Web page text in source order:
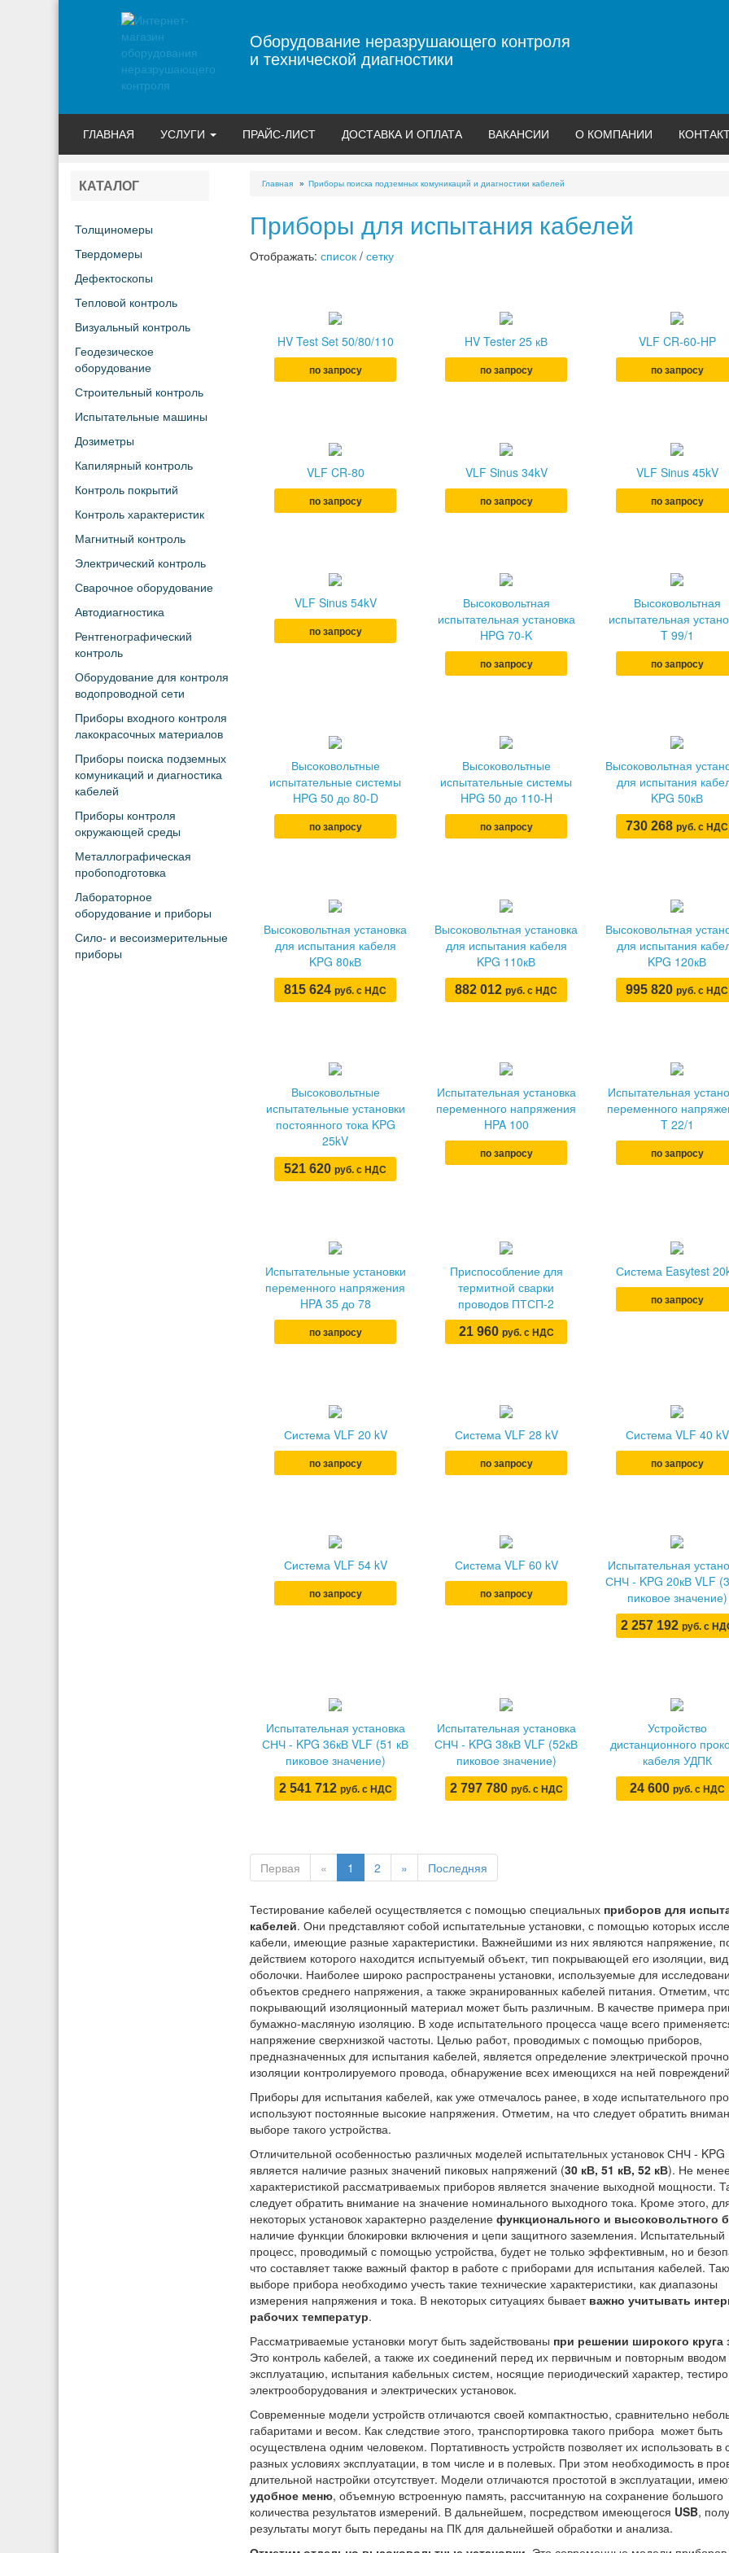
Оборудование неразрушающего контроля
и технической диагностики
ГЛАВНАЯ УСЛУГИ ПРАЙС-ЛИСТ ДОСТАВКА И ОПЛАТА ВАКАНСИИ О КОМПАНИИ
КАТАЛОГ
Толщиномеры
Твердомеры
Дефектоскопы
Тепловой контроль
Визуальный контроль
Геодезическое
оборудование
Строительный контроль
Испытательные машины
Дозиметры
Капилярный контроль
Контроль покрытий
Контроль характеристик
Магнитный контроль
Электрический контроль
Сварочное оборудование
Автодиагностика
Рентгенографический
контроль
Оборудование для контроля
водопроводной сети
Приборы входного контроля
лакокрасочных материалов
Приборы поиска подземных
комуникаций и диагностика
кабелей
Приборы контроля
окружающей среды
Металлографическая
пробоподготовка
Лабораторное
оборудование и приборы
Сило- и весоизмерительные
приборы
Главная Приборы поиска подземных комуникаций и диагностики кабелей
Приборы для испытания кабелей
Отображать: список / сетку
HV Test Set 50/80/110
по запросу
HV Tester 25 кВ
по запросу
VLF CR-60-HP
по запросу
VLF CR-80
по запросу
VLF Sinus 34kV
по запросу
VLF Sinus 45kV
по запросу
VLF Sinus 54kV
по запросу
Высоковольтная
испытательная установка
HPG 70-K
по запросу
Высоковольтная
испытательная
T 99/1
по запросу
Высоковольтные
испытательные системы
HPG 50 до 80-D
по запросу
Высоковольтные
испытательные системы
HPG 50 до 110-H
по запросу
Высоковольтная
для испытания
KPG 50кВ
730 268 руб. с НДС
Высоковольтная установка
для испытания кабеля
KPG 80кВ
815 624 руб. с НДС
Высоковольтная установка
для испытания кабеля
KPG 110кВ
882 012 руб. с НДС
Высоковольтная
для испытания
KPG 120кВ
995 820 руб. с НДС
Высоковольтные
испытательные установки
постоянного тока KPG
25kV
521 620 руб. с НДС
Испытательная установка
переменного напряжения
HPA 100
по запросу
Испытательная
переменного
T 22/1
по запросу
Испытательные установки
переменного напряжения
HPA 35 до 78
по запросу
Приспособление для
термитной сварки
проводов ПТСП-2
21 960 руб. с НДС
Система Easytest
по запросу
Система VLF 20 kV
по запросу
Система VLF 28 kV
по запросу
Система VLF 40 kV
по запросу
Система VLF 54 kV
по запросу
Система VLF 60 kV
по запросу
Испытательная
СНЧ - KPG 20кВ VLF
пиковое значение)
2 257 192 руб. с
Испытательная установка
СНЧ - KPG 36кВ VLF (51 кВ
пиковое значение)
2 541 712 руб. с НДС
Испытательная установка
СНЧ - KPG 38кВ VLF (52кВ
пиковое значение)
2 797 780 руб. с НДС
Устройство
дистанционного
кабеля УДПК
24 600 руб. с НДС
Первая « 1 2 » Последняя
Тестирование кабелей осуществляется с помощью специальных приборов для
кабелей. Они представляют собой испытательные установки, с помощью которых
кабели, имеющие разные характеристики. Важнейшими из них являются напряжение,
действием которого находится испытуемый объект, тип покрывающей его изоляции, вид
оболочки. Наиболее широко распространены установки, используемые для
объектов среднего напряжения, а также экранированных кабелей питания. Отметим,
покрывающий изоляционный материал может быть различным. В качестве примера
бумажно-масляную изоляцию. В ходе испытательного процесса чаще всего
напряжение сверхнизкой частоты. Целью работ, проводимых с помощью приборов,
предназначенных для испытания кабелей, является определение электрической
изоляции контролируемого провода, обнаружение всех имеющихся на ней
Приборы для испытания кабелей, как уже отмечалось ранее, в ходе испытательного
используют постоянные высокие напряжения. Отметим, на что следует обратить
выборе такого устройства.
Отличительной особенностью различных моделей испытательных установок СНЧ - KPG
является наличие разных значений пиковых напряжений (30 кВ, 51 кВ, 52 кВ). Не
характеристикой рассматриваемых приборов является значение выходной мощности.
следует обратить внимание на значение номинального выходного тока. Кроме этого,
некоторых установок характерно разделение функционального и высоковольтного
наличие функции блокировки включения и цепи защитного заземления. Испытательный
процесс, проводимый с помощью устройства, будет не только эффективным, но и
что составляет также важный фактор в работе с приборами для испытания кабелей.
выборе прибора необходимо учесть такие технические характеристики, как диапазоны
измерения напряжения и тока. В некоторых ситуациях бывает важно учитывать
рабочих температур.
Рассматриваемые установки могут быть задействованы при решении широкого круга
Это контроль кабелей, а также их соединений перед их первичным и повторным вводом
эксплуатацию, испытания кабельных систем, носящие периодический характер,
электрооборудования и электрических установок.
Современные модели устройств отличаются своей компактностью, сравнительно
габаритами и весом. Как следствие этого, транспортировка такого прибора может быть
осуществлена одним человеком. Портативность устройств позволяет их использовать в
разных условиях эксплуатации, в том числе и в полевых. При этом необходимость в
длительной настройки отсутствует. Модели отличаются простотой в эксплуатации,
удобное меню, объемную встроенную память, рассчитанную на сохранение большого
количества результатов измерений. В дальнейшем, посредством имеющегося USB,
результаты могут быть переданы на ПК для дальнейшей обработки и анализа.